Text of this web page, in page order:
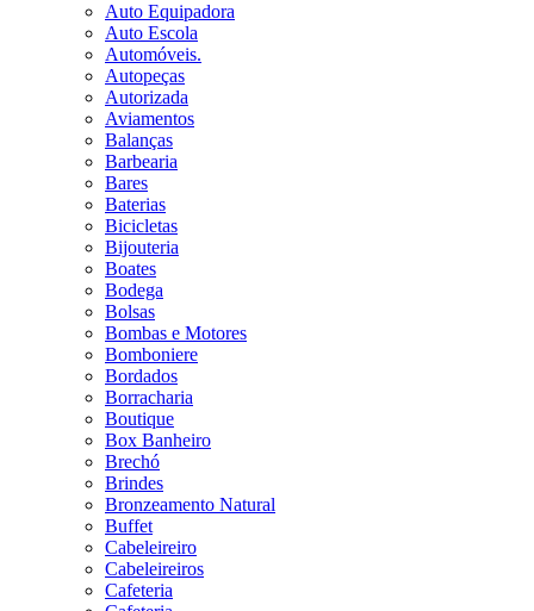
Auto Equipadora
Auto Escola
Automóveis.
Autopeças
Autorizada
Aviamentos
Balanças
Barbearia
Bares
Baterias
Bicicletas
Bijouteria
Boates
Bodega
Bolsas
Bombas e Motores
Bomboniere
Bordados
Borracharia
Boutique
Box Banheiro
Brechó
Brindes
Bronzeamento Natural
Buffet
Cabeleireiro
Cabeleireiros
Cafeteria